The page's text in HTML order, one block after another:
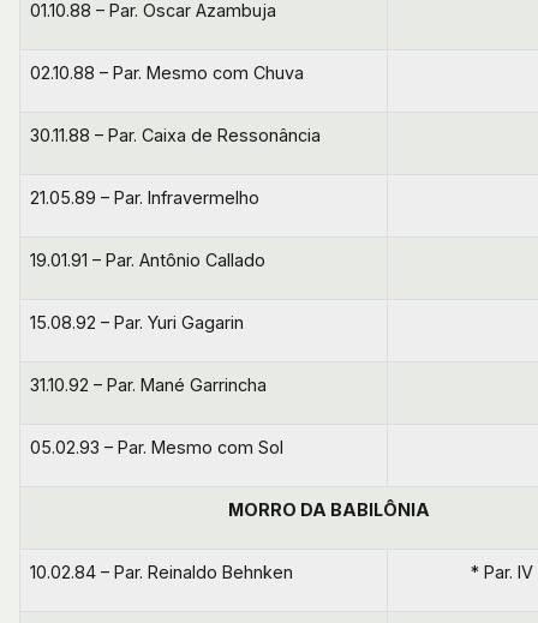
01.10.88 – Par. Oscar Azambuja
02.10.88 – Par. Mesmo com Chuva
30.11.88 – Par. Caixa de Ressonância
21.05.89 – Par. Infravermelho
19.01.91 – Par. Antônio Callado
15.08.92 – Par. Yuri Gagarin
31.10.92 – Par. Mané Garrincha
05.02.93 – Par. Mesmo com Sol
MORRO DA BABILÔNIA
10.02.84 – Par. Reinaldo Behnken * Par.